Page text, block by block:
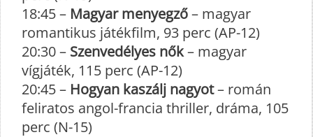
18:45 – Magyar menyegző– magyar
romantikus játékfilm, 93 perc (AP-12)
20:30 – Szenvedélyes nők– magyar
vígjáték, 115 perc (AP-12)
20:45 – Hogyan kaszálj nagyot– román
feliratos angol-francia thriller, dráma, 105
perc (N-15)